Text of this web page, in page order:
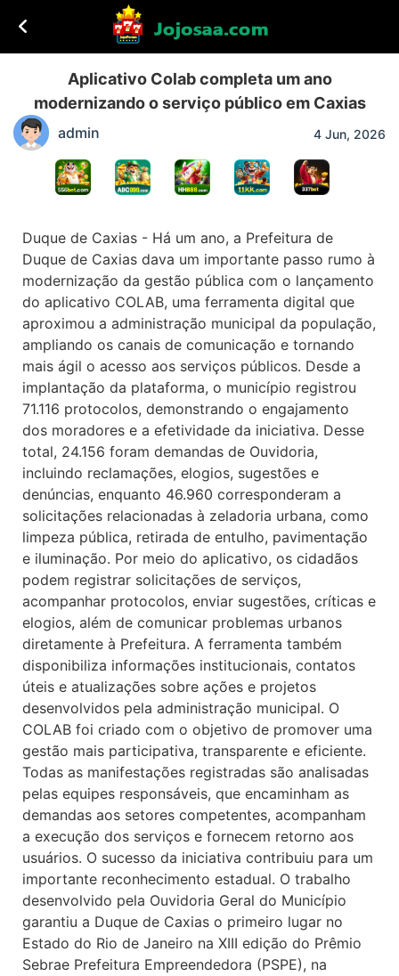
Aplicativo Colab completa um ano
modernizando o serviço público em Caxias
admin 4 Jun, 2026
Duque de Caxias - Há um ano, a Prefeitura de
Duque de Caxias dava um importante passo rumo à
modernização da gestão pública com o lançamento
do aplicativo COLAB, uma ferramenta digital que
aproximou a administração municipal da população,
ampliando os canais de comunicação e tornando
mais ágil o acesso aos serviços públicos. Desde a
implantação da plataforma, o município registrou
71.116 protocolos, demonstrando o engajamento
dos moradores e a efetividade da iniciativa. Desse
total, 24.156 foram demandas de Ouvidoria,
incluindo reclamações, elogios, sugestões e
denúncias, enquanto 46.960 corresponderam a
solicitações relacionadas à zeladoria urbana, como
limpeza pública, retirada de entulho, pavimentação
e iluminação. Por meio do aplicativo, os cidadãos
podem registrar solicitações de serviços,
acompanhar protocolos, enviar sugestões, críticas e
elogios, além de comunicar problemas urbanos
diretamente à Prefeitura. A ferramenta também
disponibiliza informações institucionais, contatos
úteis e atualizações sobre ações e projetos
desenvolvidos pela administração municipal. O
COLAB foi criado com o objetivo de promover uma
gestão mais participativa, transparente e eficiente.
Todas as manifestações registradas são analisadas
pelas equipes responsáveis, que encaminham as
demandas aos setores competentes, acompanham
a execução dos serviços e fornecem retorno aos
usuários. O sucesso da iniciativa contribuiu para um
importante reconhecimento estadual. O trabalho
desenvolvido pela Ouvidoria Geral do Município
garantiu a Duque de Caxias o primeiro lugar no
Estado do Rio de Janeiro na XIII edição do Prêmio
Sebrae Prefeitura Empreendedora (PSPE), na